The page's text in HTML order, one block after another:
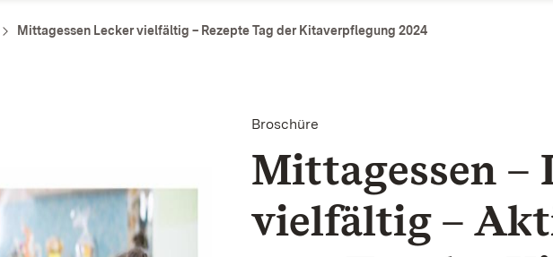
Mittagessen Lecker vielfältig – Rezepte Tag der Kitaverpflegung 2024
Broschüre
Mittag­essen –
viel­fältig –